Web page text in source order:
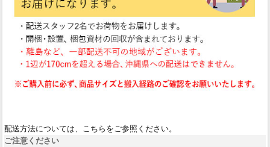
配送方法については、こちらをご参照ください。
ご注意ください